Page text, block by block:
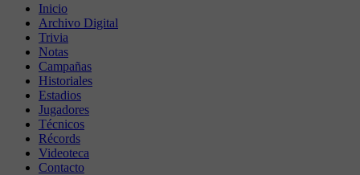
Inicio
Archivo Digital
Trivia
Notas
Campañas
Historiales
Estadios
Jugadores
Técnicos
Récords
Videoteca
Contacto